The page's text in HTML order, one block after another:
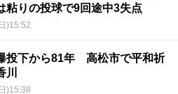
粘りの投球で9回途中3失点
)15:52
投下から81年 高松市で平和祈
)15:38